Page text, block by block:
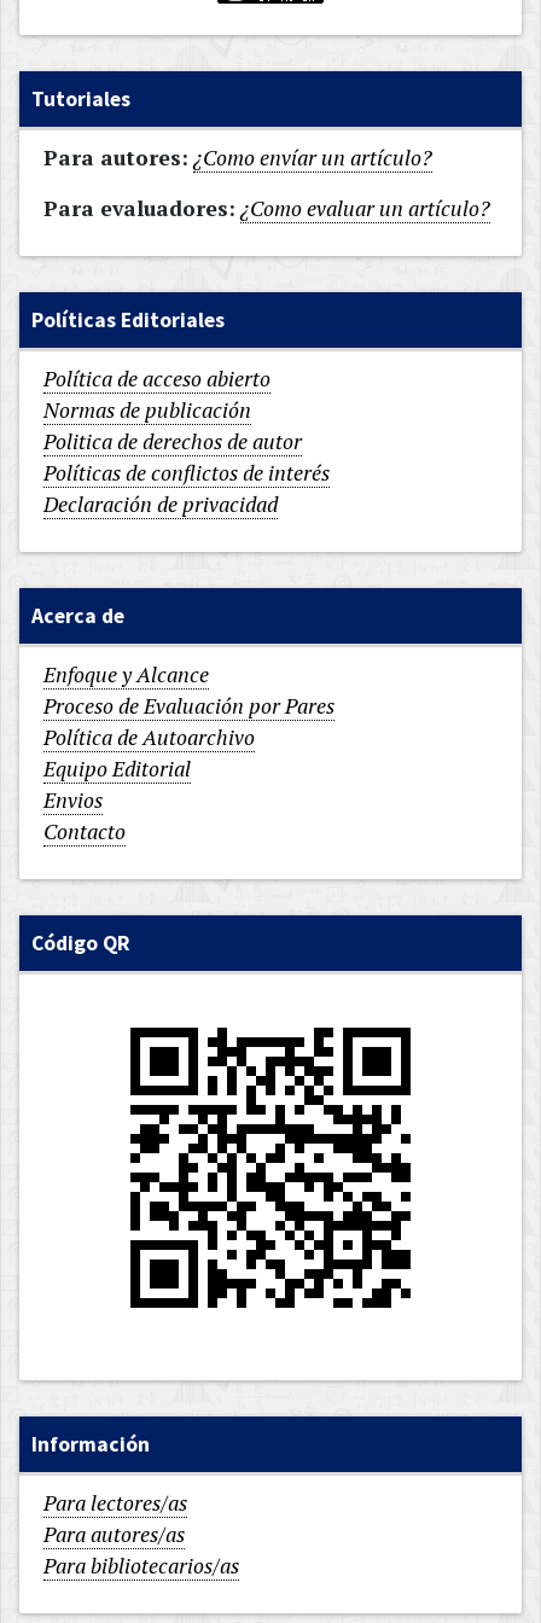
Tutoriales
Para autores: ¿Como envíar un artículo?
Para evaluadores: ¿Como evaluar un artículo?
Políticas Editoriales
Política de acceso abierto
Normas de publicación
Politica de derechos de autor
Políticas de conflictos de interés
Declaración de privacidad
Acerca de
Enfoque y Alcance
Proceso de Evaluación por Pares
Política de Autoarchivo
Equipo Editorial
Envios
Contacto
Código QR
Información
Para lectores/as
Para autores/as
Para bibliotecarios/as